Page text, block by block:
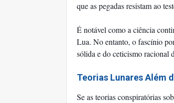
que as pegadas resistam ao
É notável como a ciência
Lua. No entanto, o fascínio
sólida e do ceticismo racional
Teorias Lunares Além
Se as teorias conspiratórias